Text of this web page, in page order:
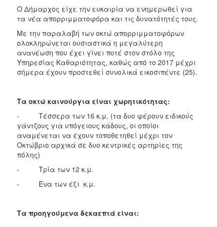
Ο Δήμαρχος είχε την ευκαιρία να ενημερωθεί για
τα νέα απορριμματοφόρα και τις δυνατότητές τους.
Με την παραλαβή των οκτώ απορριμματοφόρων
ολοκληρώνεται ουσιαστικά η μεγαλύτερη
ανανέωση που έχει γίνει ποτέ στον στόλο της
Υπηρεσίας Καθαριότητας, καθώς από το 2017 μέχρι
σήμερα έχουν προστεθεί συνολικά εικοσιπέντε (25).
Τα οκτώ καινούργια είναι χωρητικότητας:
- Τέσσερα των 16 κ.μ. (τα δυο φέρουν ειδικούς
γάντζους για υπόγειους κάδους, οι οποίοι
αναμένεται να έχουν τοποθετηθεί μέχρι τον
Οκτώβριο αρχικά σε δυο κεντρικές αρτηρίες της
πόλης)
- Τρία των 12 κ.μ.
- Ένα των έξι κ.μ.
Τα προηγούμενα δεκαεπτά είναι: